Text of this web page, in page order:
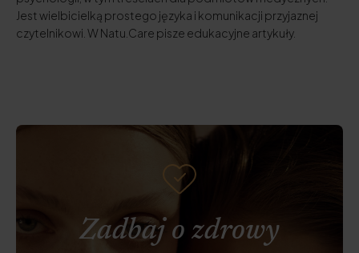
Jest wielbicielką prostego języka i komunikacji przyjaznej
czytelnikowi. W Natu.Care pisze edukacyjne artykuły.
Zadbaj o zdrowy